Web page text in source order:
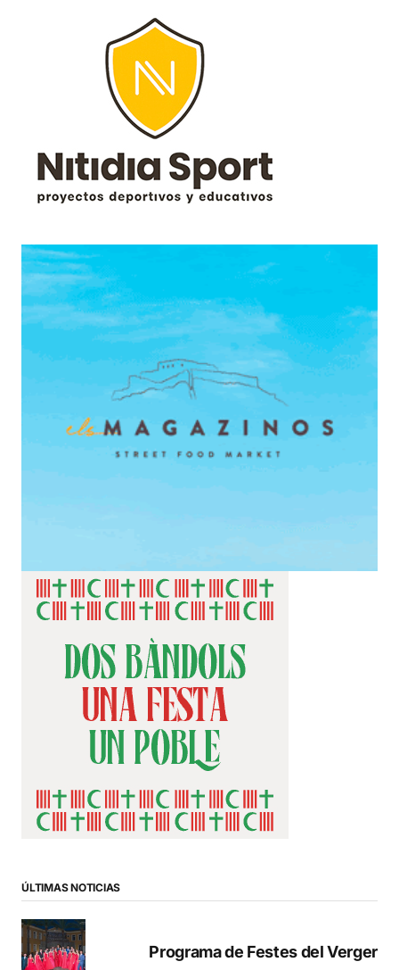
ÚLTIMAS NOTICIAS
Programa de Festes del Verger